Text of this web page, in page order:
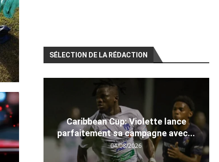
SÉLECTION DE LA RÉDACTION
Caribbean Cup: Violette lance
parfaitement sa campagne avec...
04/08/2026